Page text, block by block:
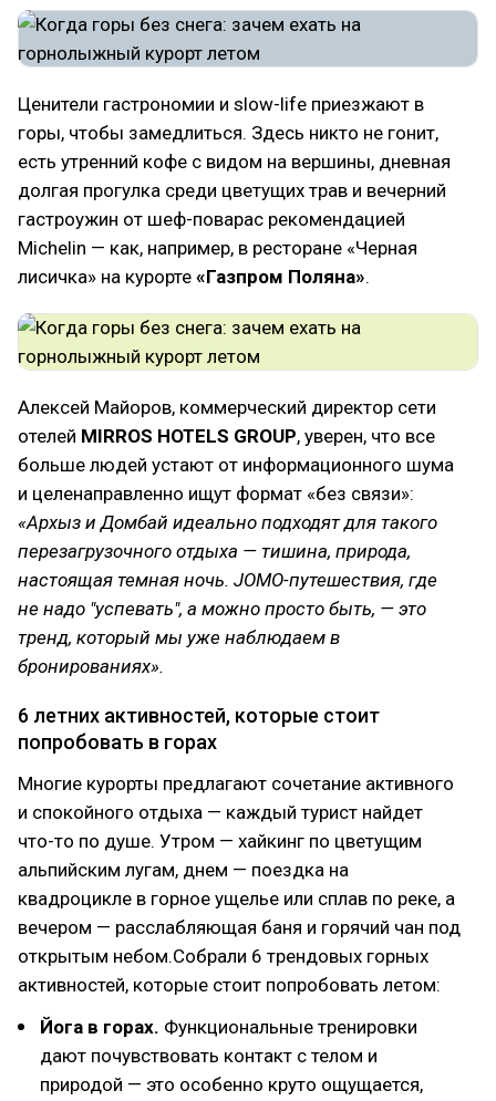
Ценители гастрономии и slow-life приезжают в
горы, чтобы замедлиться. Здесь никто не гонит,
есть утренний кофе с видом на вершины, дневная
долгая прогулка среди цветущих трав и вечерний
гастроужин от шеф-поварас рекомендацией
Michelin — как, например, в ресторане «Черная
лисичка» на курорте «Газпром Поляна».
Алексей Майоров, коммерческий директор сети
отелей MIRROS HOTELS GROUP, уверен, что все
больше людей устают от информационного шума
и целенаправленно ищут формат «без связи»:
«Архыз и Домбай идеально подходят для такого
перезагрузочного отдыха — тишина, природа,
настоящая темная ночь. JOMO-путешествия, где
не надо "успевать", а можно просто быть, — это
тренд, который мы уже наблюдаем в
бронированиях».
6 летних активностей, которые стоит
попробовать в горах
Многие курорты предлагают сочетание активного
и спокойного отдыха — каждый турист найдет
что-то по душе. Утром — хайкинг по цветущим
альпийским лугам, днем — поездка на
квадроцикле в горное ущелье или сплав по реке, а
вечером — расслабляющая баня и горячий чан под
открытым небом.Собрали 6 трендовых горных
активностей, которые стоит попробовать летом:
Йога в горах. Функциональные тренировки
дают почувствовать контакт с телом и
природой — это особенно круто ощущается,